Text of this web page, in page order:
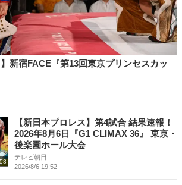
】新宿FACE『第13回東京プリンセスカッ
【新日本プロレス】第4試合 結果速報！
2026年8月6日『G1 CLIMAX 36』 東京・
後楽園ホール大会
テレビ朝日
2026/8/6 19:52